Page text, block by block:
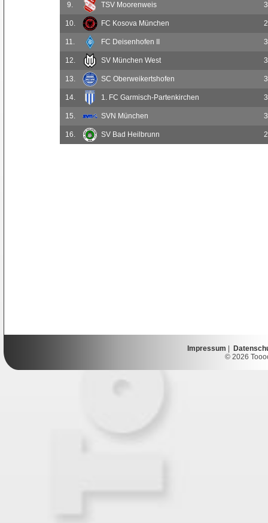
9. TSV Moorenweis 3
10. FC Kosova München 2
11. FC Deisenhofen II 3
12. SV München West 3
13. SC Oberweikertshofen 3
14. 1. FC Garmisch-Partenkirchen 3
15. SVN München 3
16. SV Bad Heilbrunn 2
Impressum
© 2026